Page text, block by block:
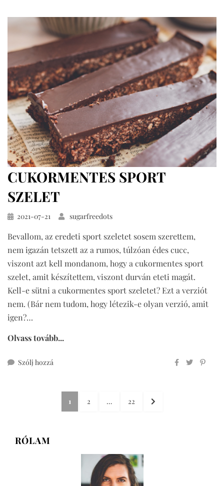
gluténmentesen,
nélkül
CUKORMENTES SPORT
SZELET
Közzétéve
2021-07-21 sugarfreedots
Bevallom, az eredeti sport szeletet sosem szerettem,
nem igazán tetszett az a rumos, túlzóan édes cucc,
viszont azt kell mondanom, hogy a cukormentes sport
szelet, amit készítettem, viszont durván eteti magát.
Kell-e sütni a cukormentes sport szeletet? Ezt a verziót
nem. (Bár nem tudom, hogy létezik-e olyan verzió, amit
igen?…
Olvass tovább...
Szólj hozzá
BejegyzésekOLDAL
1 OLDAL
2 … OLDAL
22
KÖVETKEZŐ
RÓLAM